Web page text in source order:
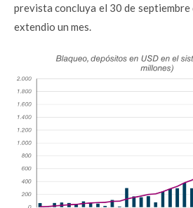
prevista concluya el 30 de
extendio un mes.